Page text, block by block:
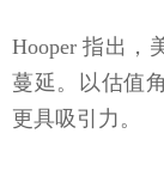
Hooper 指出，
蔓延。以估值
更具吸引力。